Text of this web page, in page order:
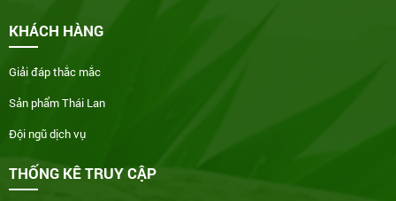
KHÁCH HÀNG
Giải đáp thắc mắc
Sản phẩm Thái Lan
Đội ngũ dịch vụ
THỐNG KÊ TRUY CẬP